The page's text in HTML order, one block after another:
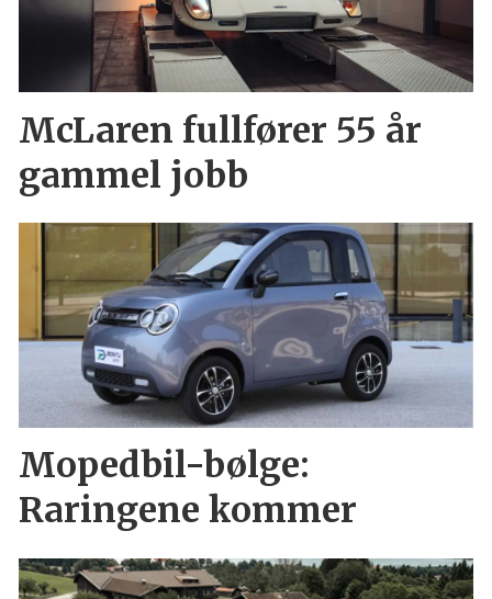
McLaren fullfører 55 år
gammel jobb
Mopedbil-bølge:
Raringene kommer